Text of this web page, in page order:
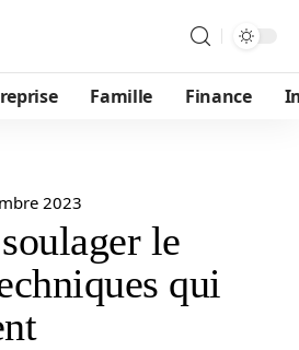
Famille Finance
2023
le
qui